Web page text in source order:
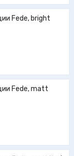
Fede, bright
Fede, matt